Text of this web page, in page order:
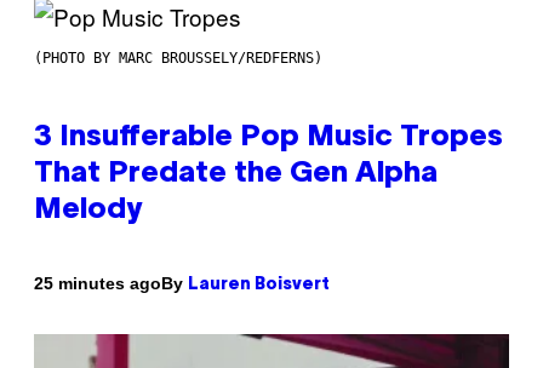
(PHOTO BY MARC BROUSSELY/REDFERNS)
3 Insufferable Pop Music Tropes
That Predate the Gen Alpha
Melody
25 minutes agoBy Lauren Boisvert